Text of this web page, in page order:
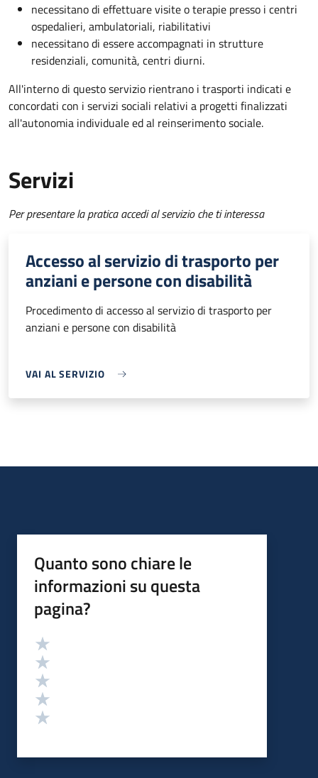
necessitano di effettuare visite o terapie presso i centri
ospedalieri, ambulatoriali, riabilitativi
necessitano di essere accompagnati in strutture
residenziali, comunità, centri diurni.
All'interno di questo servizio rientrano i trasporti indicati e
concordati con i servizi sociali relativi a progetti finalizzati
all'autonomia individuale ed al reinserimento sociale.
Servizi
Per presentare la pratica accedi al servizio che ti interessa
Accesso al servizio di trasporto per
anziani e persone con disabilità
Procedimento di accesso al servizio di trasporto per
anziani e persone con disabilità
VAI AL SERVIZIO
Quanto sono chiare le
informazioni su questa
pagina?
Valutazione